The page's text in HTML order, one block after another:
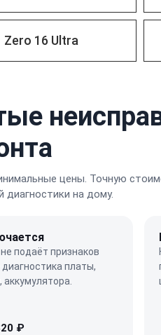
Zero 16 Ultra
цены. Точную
диагностики на дому.
подаёт признаков
платы,
аккумулятора.
₽